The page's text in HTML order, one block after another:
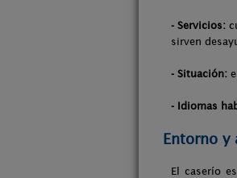
- Servicios:
sirven
- Situación:
- Idiomas
Entorno y
El caserío